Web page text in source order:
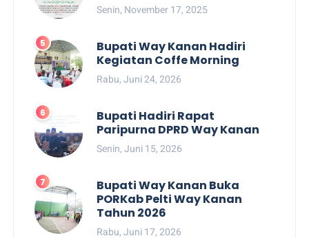
Senin, November 17, 2025
Bupati Way Kanan Hadiri
Kegiatan Coffe Morning
Rabu, Juni 24, 2026
Bupati Hadiri Rapat
Paripurna DPRD Way Kanan
Senin, Juni 15, 2026
Bupati Way Kanan Buka
PORKab Pelti Way Kanan
Tahun 2026
Rabu, Juni 17, 2026